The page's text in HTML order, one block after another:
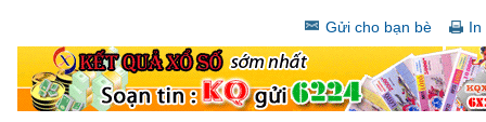
Gửi cho bạn bè In